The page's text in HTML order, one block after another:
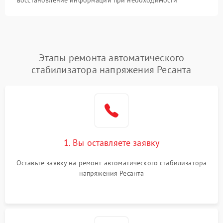
Этапы ремонта автоматического
стабилизатора напряжения Ресанта
1. Вы оставляете заявку
Оставьте заявку на ремонт автоматического стабилизатора
напряжения Ресанта